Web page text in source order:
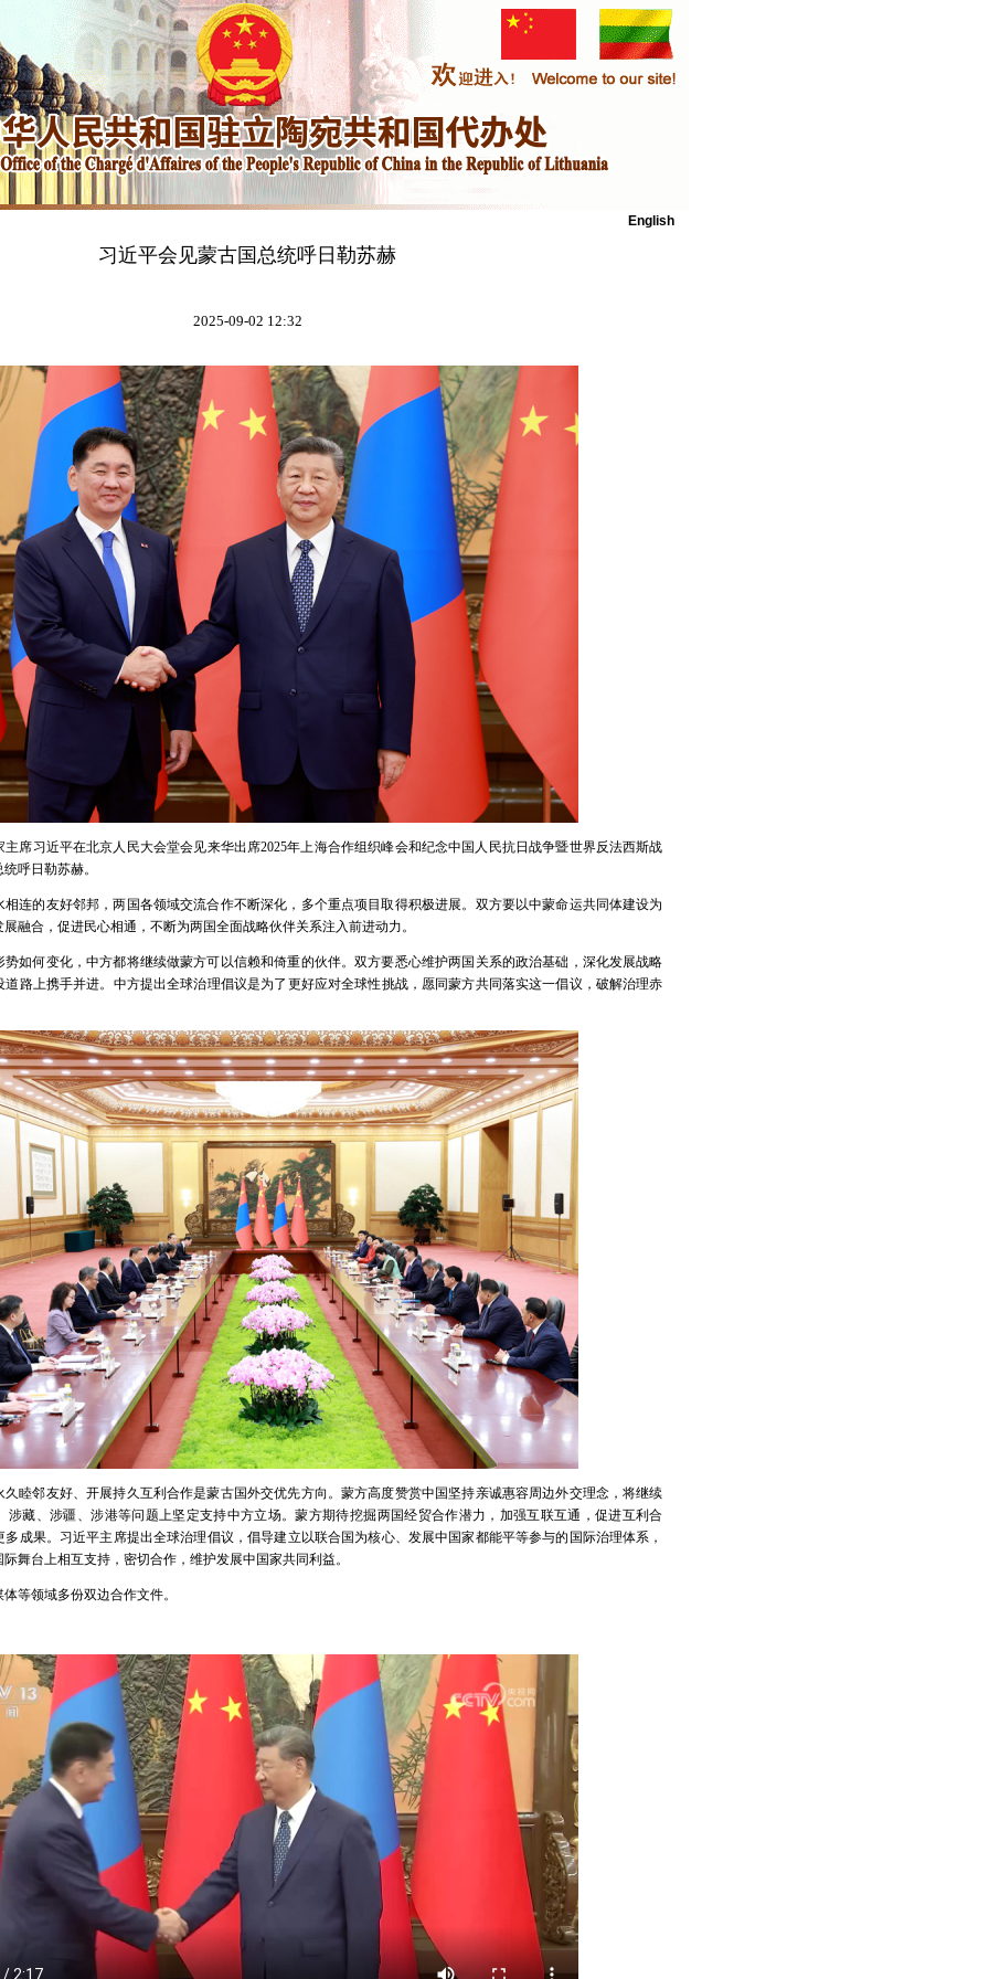
English
习近平会见蒙古国总统呼日勒苏赫
2025-09-02 12:32
主席习近平在北京人民大会堂会见来华出席2025年上海合作组织峰会和纪念中国人民抗日战争暨世界反法西斯战
呼日勒苏赫。
连的友好邻邦，两国各领域交流合作不断深化，多个重点项目取得积极进展。双方要以中蒙命运共同体建设为
融合，促进民心相通，不断为两国全面战略伙伴关系注入前进动力。
如何变化，中方都将继续做蒙方可以信赖和倚重的伙伴。双方要悉心维护两国关系的政治基础，深化发展战略
路上携手并进。中方提出全球治理倡议是为了更好应对全球性挑战，愿同蒙方共同落实这一倡议，破解治理赤
睦邻友好、开展持久互利合作是蒙古国外交优先方向。蒙方高度赞赏中国坚持亲诚惠容周边外交理念，将继续
涉藏、涉疆、涉港等问题上坚定支持中方立场。蒙方期待挖掘两国经贸合作潜力，加强互联互通，促进互利合
成果。习近平主席提出全球治理倡议，倡导建立以联合国为核心、发展中国家都能平等参与的国际治理体系，
舞台上相互支持，密切合作，维护发展中国家共同利益。
等领域多份双边合作文件。